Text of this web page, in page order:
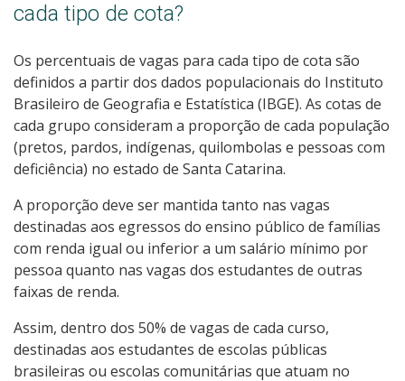
cada tipo de cota?
Os percentuais de vagas para cada tipo de cota são
definidos a partir dos dados populacionais do Instituto
Brasileiro de Geografia e Estatística (IBGE). As cotas de
cada grupo consideram a proporção de cada população
(pretos, pardos, indígenas, quilombolas e pessoas com
deficiência) no estado de Santa Catarina.
A proporção deve ser mantida tanto nas vagas
destinadas aos egressos do ensino público de famílias
com renda igual ou inferior a um salário mínimo por
pessoa quanto nas vagas dos estudantes de outras
faixas de renda.
Assim, dentro dos 50% de vagas de cada curso,
destinadas aos estudantes de escolas públicas
brasileiras ou escolas comunitárias que atuam no